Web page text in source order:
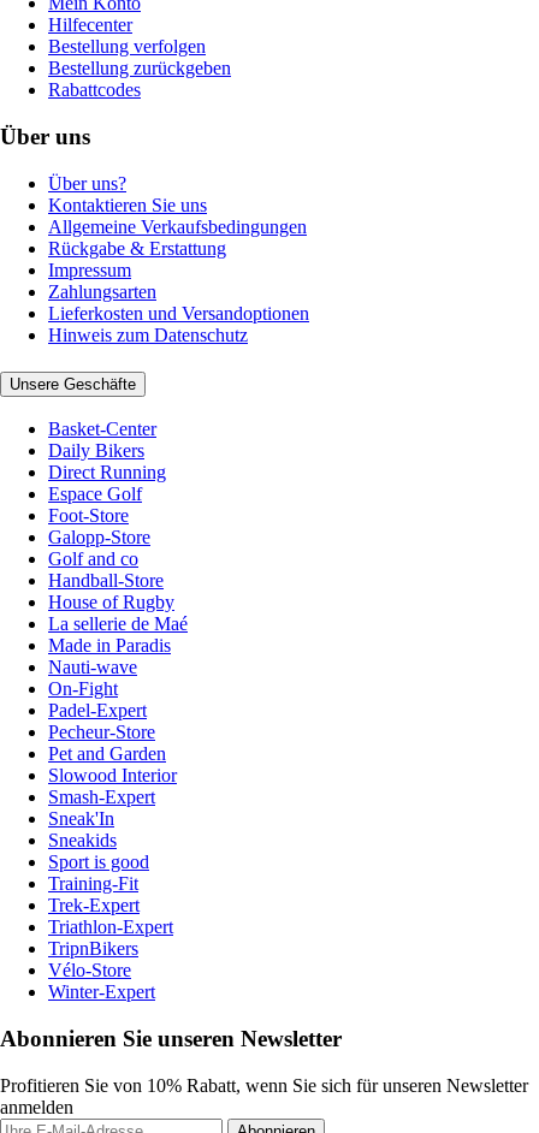
Hilfecenter
Bestellung verfolgen
Bestellung zurückgeben
Rabattcodes
Über uns
Über uns?
Kontaktieren Sie uns
Allgemeine Verkaufsbedingungen
Rückgabe & Erstattung
Impressum
Zahlungsarten
Lieferkosten und Versandoptionen
Hinweis zum Datenschutz
Unsere Geschäfte
Basket-Center
Daily Bikers
Direct Running
Espace Golf
Foot-Store
Galopp-Store
Golf and co
Handball-Store
House of Rugby
La sellerie de Maé
Made in Paradis
Nauti-wave
On-Fight
Padel-Expert
Pecheur-Store
Pet and Garden
Slowood Interior
Smash-Expert
Sneak'In
Sneakids
Sport is good
Training-Fit
Trek-Expert
Triathlon-Expert
TripnBikers
Vélo-Store
Winter-Expert
Abonnieren Sie unseren Newsletter
Profitieren Sie von 10% Rabatt, wenn Sie sich für unseren Newsletter
anmelden